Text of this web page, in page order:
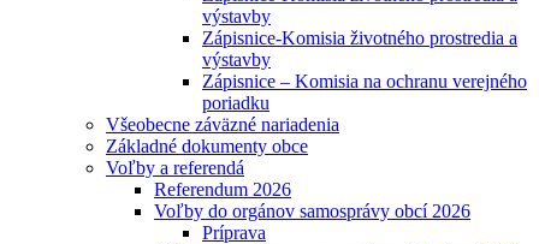
výstavby
Zápisnice-Komisia životného prostredia a
výstavby
Zápisnice – Komisia na ochranu verejného
poriadku
Všeobecne záväzné nariadenia
Základné dokumenty obce
Voľby a referendá
Referendum 2026
Voľby do orgánov samosprávy obcí 2026
Príprava